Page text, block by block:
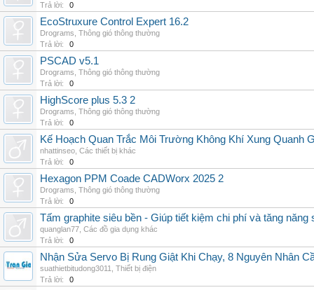
Trả lời:
0
EcoStruxure Control Expert 16.2
Drograms Thông gió thông thường
Trả lời:
0
PSCAD v5.1
Drograms Thông gió thông thường
Trả lời:
0
HighScore plus 5.3 2
Drograms Thông gió thông thường
Trả lời:
0
Kế Hoạch Quan Trắc Môi Trường Không Khí Xung Quanh
nhattinseo Các thiết bị khác
Trả lời:
0
Hexagon PPM Coade CADWorx 2025 2
Drograms Thông gió thông thường
Trả lời:
0
Tấm graphite siêu bền - Giúp tiết kiệm chi phí và tăng năng
quanglan77 Các đồ gia dụng khác
Trả lời:
0
Nhận Sửa Servo Bị Rung Giật Khi Chạy, 8 Nguyên Nhân
suathietbitudong3011
Thiết bị điện
Trả lời:
0